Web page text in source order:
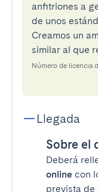
anfitriones a
de unos
Creamos un
similar al que
Número de licencia
Llegada
Sobre el
Deberá
online con
prevista de